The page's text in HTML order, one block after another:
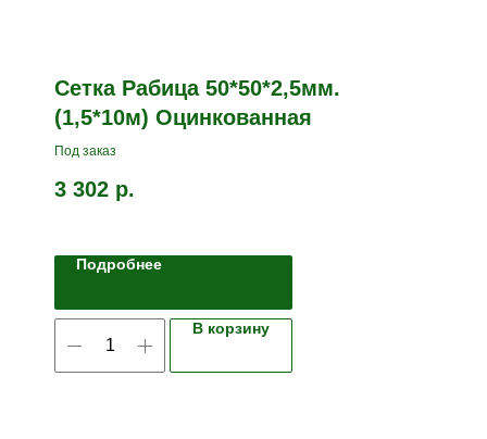
Сетка Рабица 50*50*2,5мм.
(1,5*10м) Оцинкованная
Под заказ
3 302 р.
Подробнее
В корзину